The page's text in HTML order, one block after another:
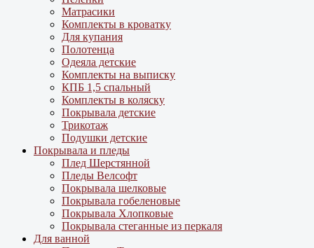
Матрасики
Комплекты в кроватку
Для купания
Полотенца
Одеяла детские
Комплекты на выписку
КПБ 1,5 спальный
Комплекты в коляску
Покрывала детские
Трикотаж
Подушки детские
Покрывала и пледы
Плед Шерстянной
Пледы Велсофт
Покрывала шелковые
Покрывала гобеленовые
Покрывала Хлопковые
Покрывала стеганные из перкаля
Для ванной